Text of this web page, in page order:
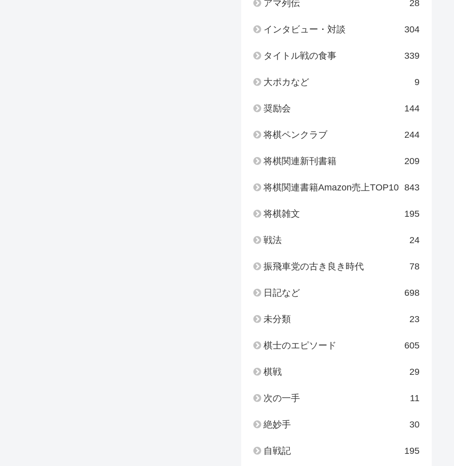
アマ列伝 28
インタビュー・対談 304
タイトル戦の食事 339
大ポカなど 9
奨励会 144
将棋ペンクラブ 244
将棋関連新刊書籍 209
将棋関連書籍Amazon売上TOP10 843
将棋雑文 195
戦法 24
振飛車党の古き良き時代 78
日記など 698
未分類 23
棋士のエピソード 605
棋戦 29
次の一手 11
絶妙手 30
自戦記 195